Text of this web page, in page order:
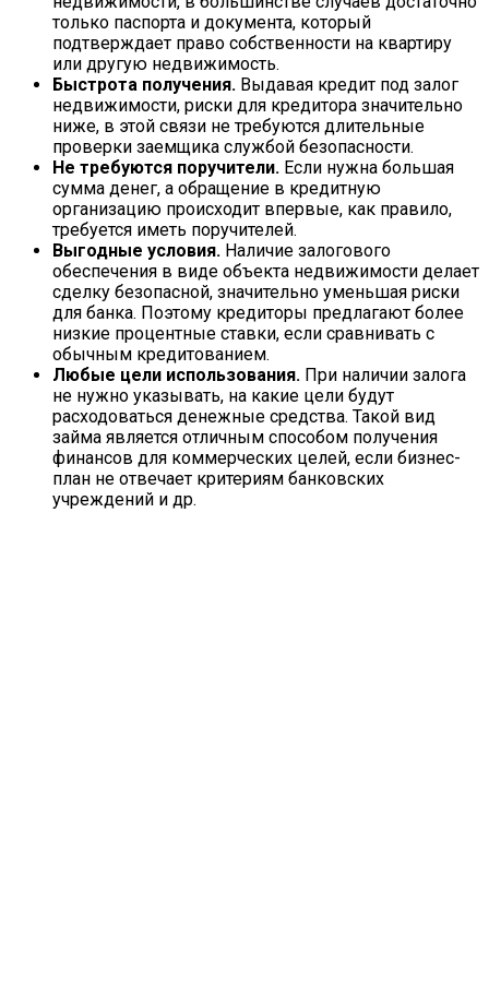
только паспорта и документа, который
подтверждает право собственности на квартиру
или другую недвижимость.
Быстрота получения. Выдавая кредит под залог
недвижимости, риски для кредитора значительно
ниже, в этой связи не требуются длительные
проверки заемщика службой безопасности.
Не требуются поручители. Если нужна большая
сумма денег, а обращение в кредитную
организацию происходит впервые, как правило,
требуется иметь поручителей.
Выгодные условия. Наличие залогового
обеспечения в виде объекта недвижимости делает
сделку безопасной, значительно уменьшая риски
для банка. Поэтому кредиторы предлагают более
низкие процентные ставки, если сравнивать с
обычным кредитованием.
Любые цели использования. При наличии залога
не нужно указывать, на какие цели будут
расходоваться денежные средства. Такой вид
займа является отличным способом получения
финансов для коммерческих целей, если бизнес-
план не отвечает критериям банковских
учреждений и др.